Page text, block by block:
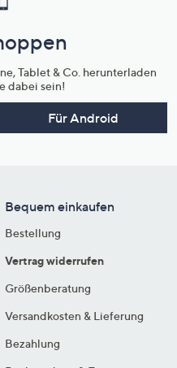
Tablet & Co. herunterladen
dabei sein!
Für Android
Bequem einkaufen
Bestellung
Vertrag widerrufen
Größenberatung
Versandkosten & Lieferung
Bezahlung